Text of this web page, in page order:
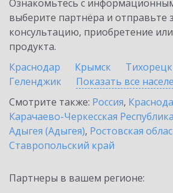
Ознакомьтесь с
выберите партнёра и отправьте
консультацию, приобретение
продукта.
Краснодар
Крымск Тихорецк
Геленджик
Показать все
Смотрите также: Россия,
Карачаево-Черкесская Республика
Адыгея (Адыгея), Ростовская
Ставропольский край
Партнеры в вашем регионе: